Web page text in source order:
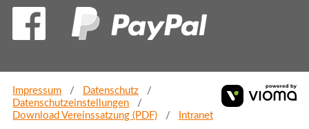
Impressum
Datenschutz
Datenschutzeinstellungen
Download Vereinssatzung (PDF)
Intranet